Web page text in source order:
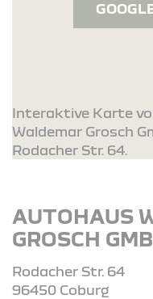
Interaktive Karte
Waldemar Grosch
Rodacher Str. 64.
AUTOHAUS
GROSCH
Rodacher Str. 64
96450 Coburg